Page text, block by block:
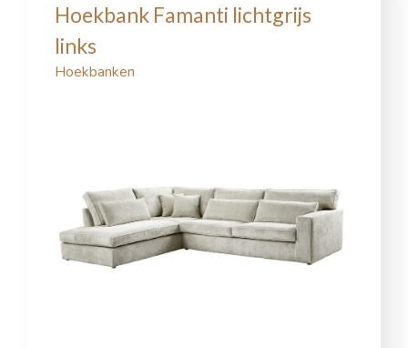
Hoekbank Famanti lichtgrijs
links
Hoekbanken